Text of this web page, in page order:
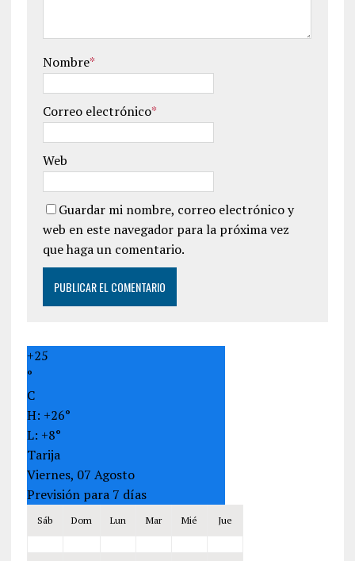
Nombre*
Correo electrónico*
Web
Guardar mi nombre, correo electrónico y
web en este navegador para la próxima vez
que haga un comentario.
+25
°
C
H: +26°
L: +8°
Tarija
Viernes, 07 Agosto
Previsión para 7 días
Sáb Dom Lun Mar Mié Jue